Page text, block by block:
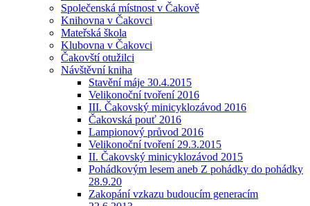
Společenská místnost v Čakově
Knihovna v Čakovci
Mateřská škola
Klubovna v Čakovci
Čakovští otužilci
Návštěvní kniha
Stavění máje 30.4.2015
Velikonoční tvoření 2016
III. Čakovský minicyklozávod 2016
Čakovská pouť 2016
Lampionový průvod 2016
Velikonoční tvoření 29.3.2015
II. Čakovský minicyklozávod 2015
Pohádkovým lesem aneb Z pohádky do pohádky
28.9.20
Zakopání vzkazu budoucím generacím